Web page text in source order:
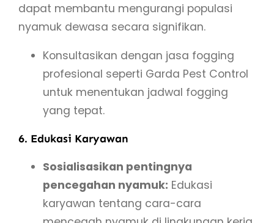
dapat membantu mengurangi populasi
nyamuk dewasa secara signifikan.
Konsultasikan dengan jasa fogging
profesional seperti Garda Pest Control
untuk menentukan jadwal fogging
yang tepat.
6. Edukasi Karyawan
Sosialisasikan pentingnya
pencegahan nyamuk: Edukasi
karyawan tentang cara-cara